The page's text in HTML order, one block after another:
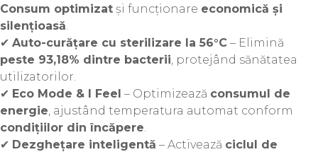
Consum optimizat și funcționare economică și
silențioasă.
✔ Auto-curățare cu sterilizare la 56°C – Elimină
peste 93,18% dintre bacterii, protejând sănătatea
utilizatorilor.
✔ Eco Mode & I Feel – Optimizează consumul de
energie, ajustând temperatura automat conform
condițiilor din încăpere.
✔ Dezghețare inteligentă – Activează ciclul de